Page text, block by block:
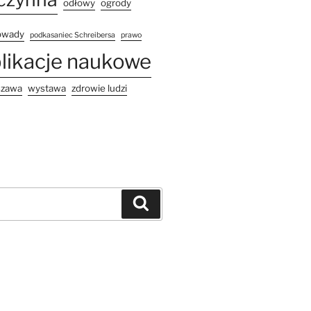
odłowy ogrody
podkasaniec Schreibersa prawo
naukowe
wystawa zdrowie ludzi